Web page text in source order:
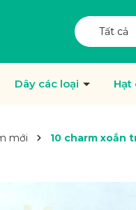
Tất cả
Dây các loại Hạt
mới 10 charm xoắn